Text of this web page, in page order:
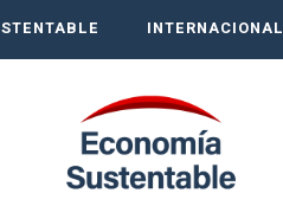
INTERNACIONAL